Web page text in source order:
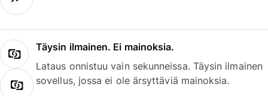
Täysin ilmainen. Ei mainoksia.
Lataus onnistuu vain sekunneissa. Täysin ilmainen
sovellus, jossa ei ole ärsyttäviä mainoksia.